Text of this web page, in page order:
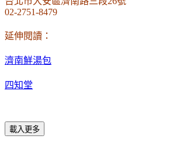
02-2751-8479
延伸閱讀：
濟南鮮湯包
四知堂
載入更多